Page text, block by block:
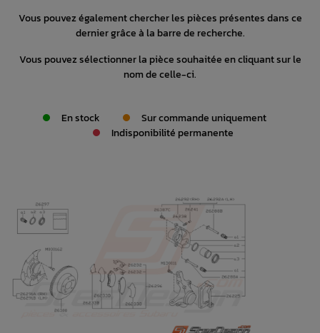
Vous pouvez également chercher les pièces présentes dans ce
dernier grâce à la barre de recherche.
Vous pouvez sélectionner la pièce souhaitée en cliquant sur le
nom de celle-ci.
En stock
Sur commande uniquement
Indisponibilité permanente